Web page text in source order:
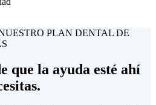
PLAN DENTAL DE
que la ayuda esté ahí